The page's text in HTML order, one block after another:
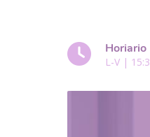
Horiario
L-V |